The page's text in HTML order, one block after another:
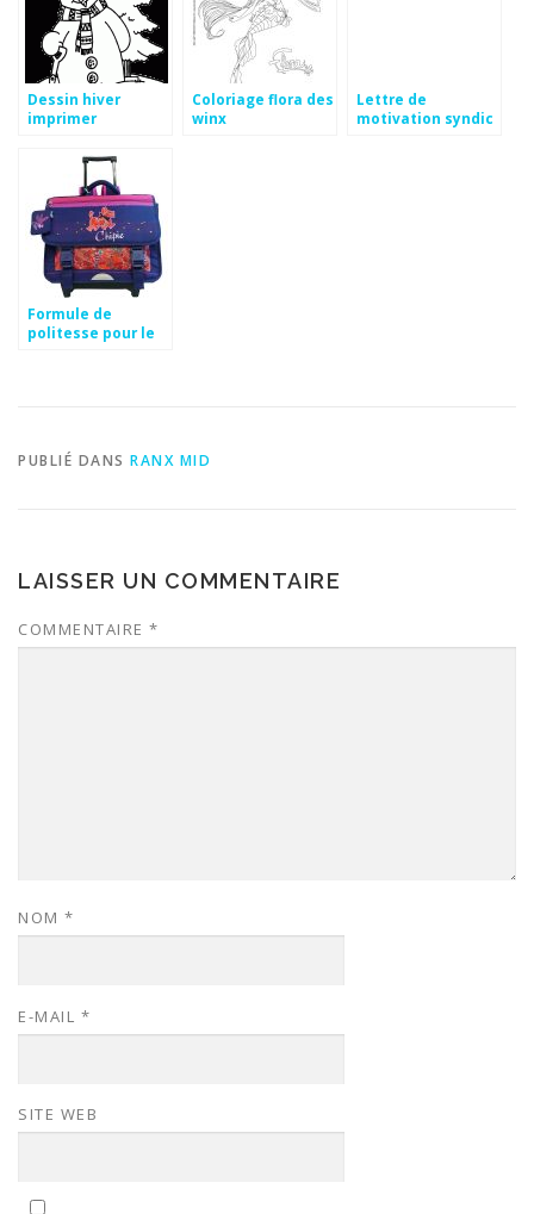
Dessin hiver
imprimer
Coloriage flora des
winx
Lettre de
motivation syndic
Formule de
politesse pour le
PUBLIÉ DANS RANX MID
LAISSER UN COMMENTAIRE
COMMENTAIRE *
NOM *
E-MAIL *
SITE WEB